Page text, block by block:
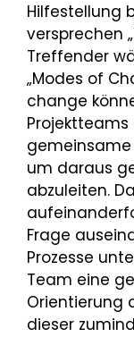
Hilfestellung
versprechen
Treffender
„Modes of
change
gemeinsame
um daraus
abzuleiten.
Frage
Prozesse
Team eine
Orientierung
dieser